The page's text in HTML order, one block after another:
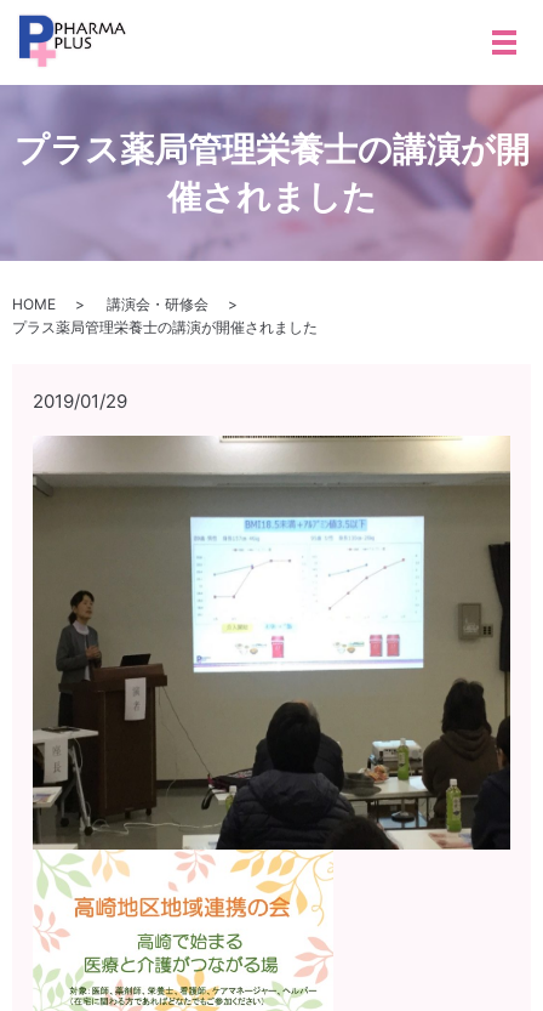
メ
プラス薬局管理栄養士の講演が開
催されました
HOME
講演会・研修会
プラス薬局管理栄養士の講演が開催されました
2019/01/29